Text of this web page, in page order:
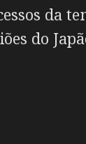
da
do